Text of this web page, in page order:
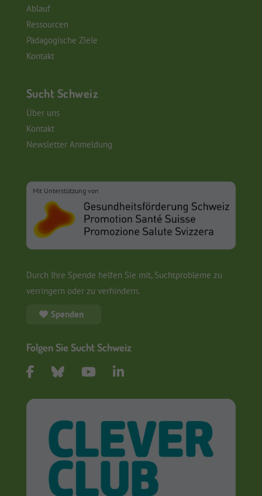
Ablauf
Ressourcen
Pädagogische Ziele
Kontakt
Sucht Schweiz
Über uns
Kontakt
Newsletter Anmeldung
Mit Unterstützung von
Durch Ihre Spende helfen Sie mit, Suchtprobleme zu
verringern oder zu verhindern.
Spenden
Folgen Sie Sucht Schweiz